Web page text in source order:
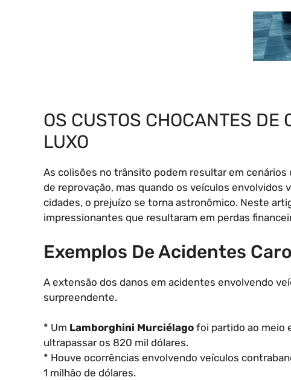
OS CUSTOS CHOCANTES DE
LUXO
As colisões no trânsito podem resultar em
de reprovação, mas quando os veículos
cidades, o prejuízo se torna astronômico. Neste
impressionantes que resultaram em perdas
Exemplos De Acidentes
A extensão dos danos em acidentes envolvendo
surpreendente.
* Um Lamborghini Murciélago foi partido ao meio
ultrapassar os 820 mil dólares.
* Houve ocorrências envolvendo veículos
1 milhão de dólares.